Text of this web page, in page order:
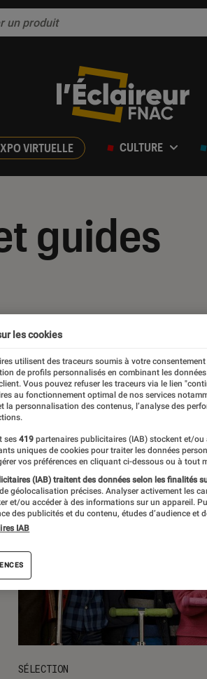
VIRTUELLE CULTURE
guides
Culture Tech
SÉLECTION
les cookies
utilisent des traceurs soumis à votre
de profils personnalisés en combinant les
Vous pouvez refuser les traceurs via le lien
au fonctionnement optimal de nos services
la personnalisation des contenus, l’analyse des
ses 419 partenaires publicitaires (IAB) stockent et/
uniques de cookies pour traiter les données
vos préférences en cliquant ci-dessous ou à tout
(IAB) traitent des données selon les finalités
géolocalisation précises. Analyser activement les
et/ou accéder à des informations sur un appareil.
des publicités et du contenu, études d’audience et
IAB